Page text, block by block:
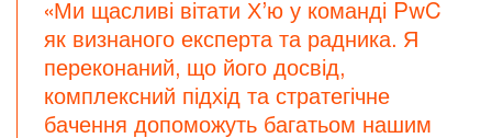
«Ми щасливі вітати Х’ю у команді PwC
як визнаного експерта та радника. Я
переконаний, що його досвід,
комплексний підхід та стратегічне
бачення допоможуть багатьом нашим